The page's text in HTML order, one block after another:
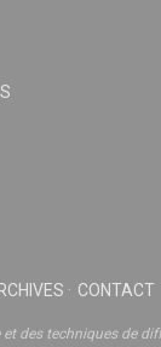
CONTACT
des techniques de